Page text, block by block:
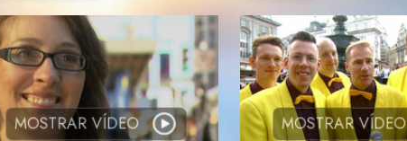
MOSTRAR VÍDEO MOSTRAR VÍDEO